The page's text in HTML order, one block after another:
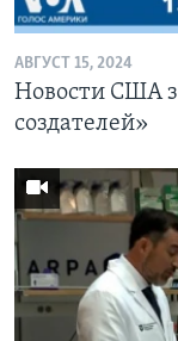
АВГУСТ 15, 2024
Новости США
создателей»